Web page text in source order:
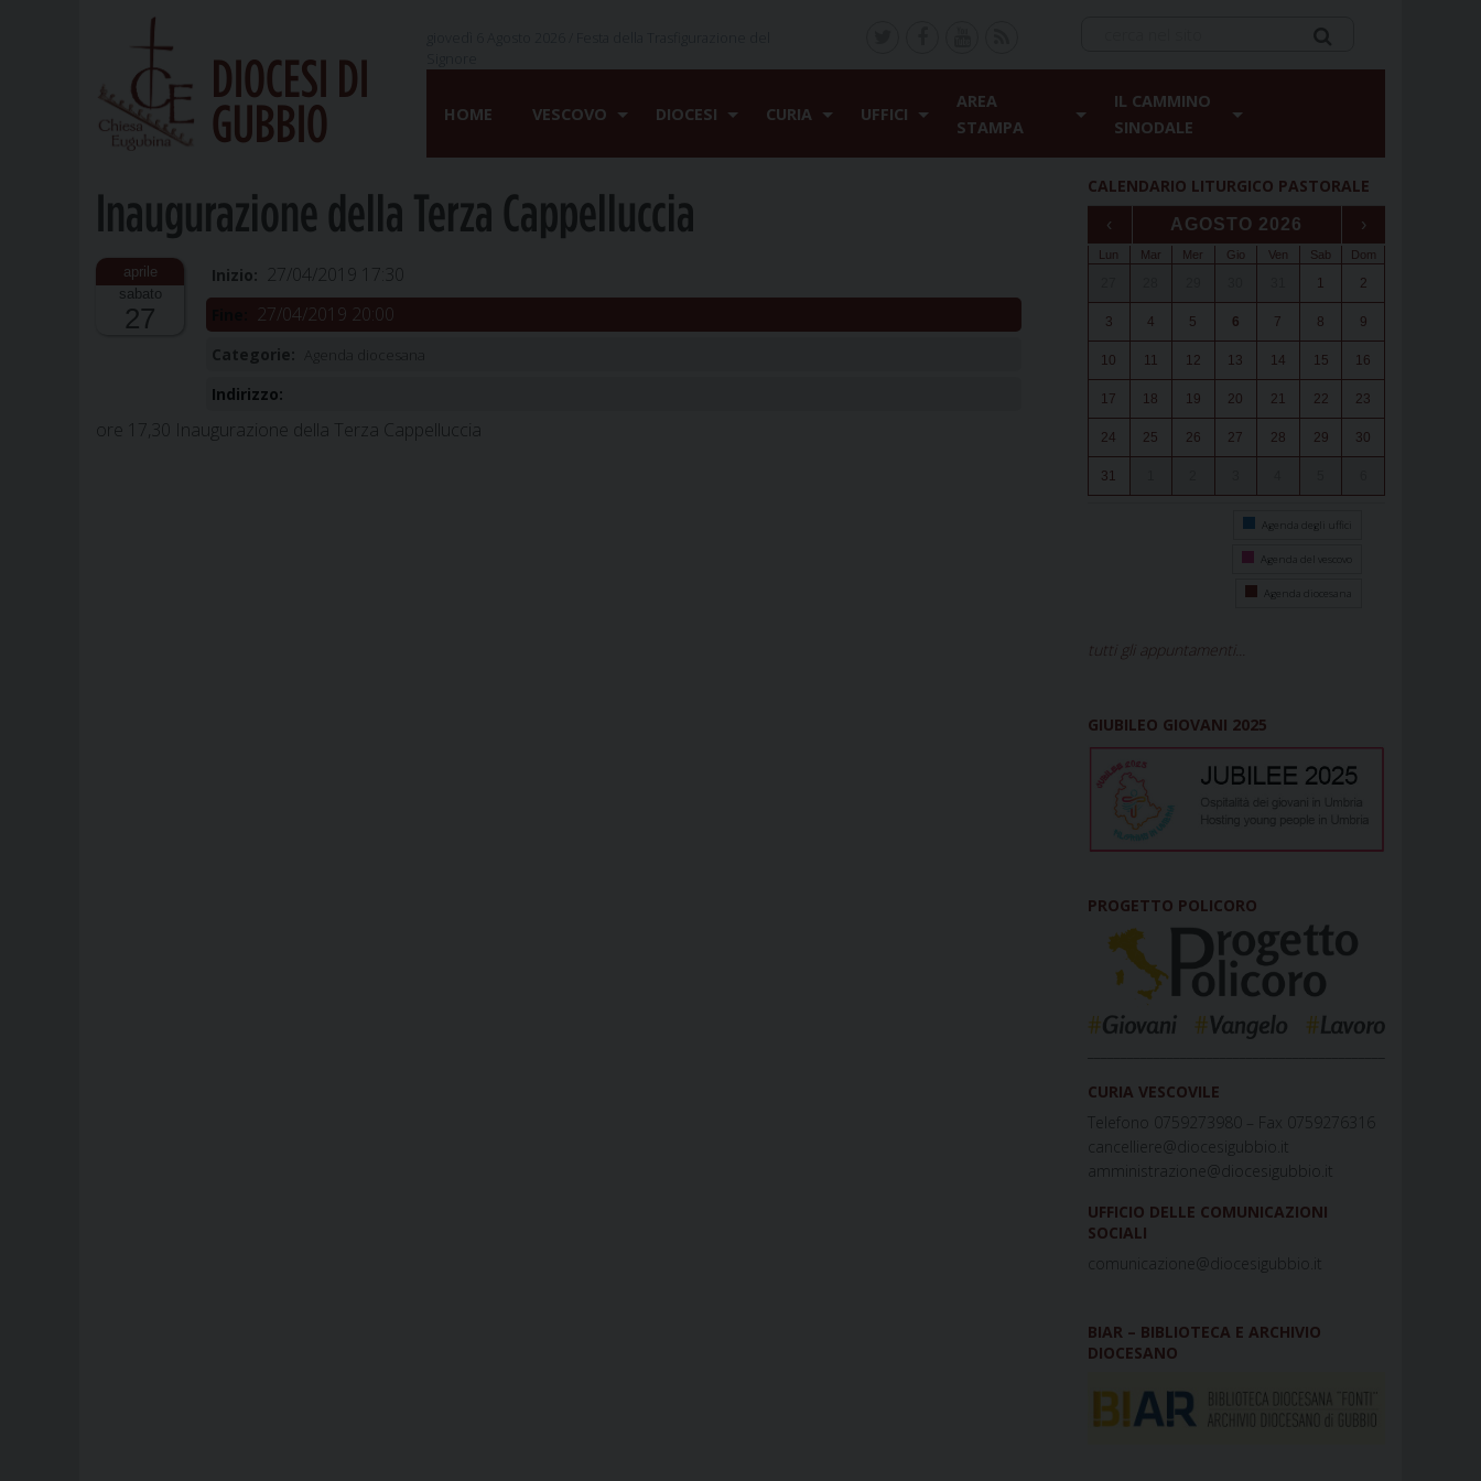
DIOCESI DI
GUBBIO
HOME VESCOVO DIOCESI CURIA UFFICI
AREA
STAMPA
IL CAMMINO
SINODALE
Inaugurazione della Terza Cappelluccia
sabato
27
Inizio: 27/04/2019 17:30
27/04/2019 20:00
Categorie:
Indirizzo:
ore 17,30 Inaugurazione della Terza Cappelluccia
CALENDARIO LITURGICO PASTORALE
‹ AGOSTO 2026 ›
Lun Mar Mer Gio Ven Sab Dom
1 2
3 4 5 6 7 8 9
10 11 12 13 14 15 16
17 18 19 20 21 22 23
24 25 26 27 28 29 30
31
Agenda degli uffici
Agenda del vescovo
Agenda diocesana
tutti gli appuntamenti...
GIUBILEO GIOVANI 2025
PROGETTO POLICORO
CURIA VESCOVILE
Telefono 0759273980 – Fax 0759276316
cancelliere@diocesigubbio.it
amministrazione@diocesigubbio.it
UFFICIO DELLE COMUNICAZIONI
SOCIALI
comunicazione@diocesigubbio.it
BIAR – BIBLIOTECA E ARCHIVIO
DIOCESANO